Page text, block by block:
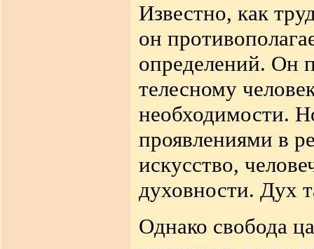
Известно, как
он
определений. Он
телесному
необходимости.
проявлениями в
искусство,
духовности. Дух
Однако свобода